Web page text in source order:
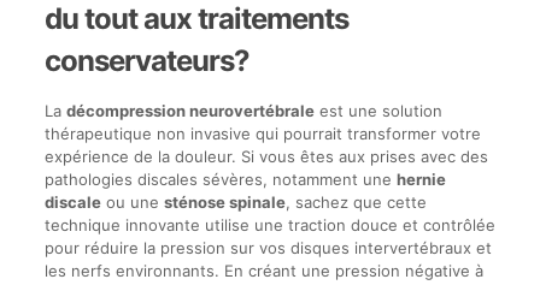
du tout aux traitements
conservateurs?
La décompression neurovertébraleest une solution
thérapeutique non invasive qui pourrait transformer votre
expérience de la douleur. Si vous êtes aux prises avec des
pathologies discales sévères, notamment une hernie
discaleou une sténose spinale, sachez que cette
technique innovante utilise une traction douce et contrôlée
pour réduire la pression sur vos disques intervertébraux et
les nerfs environnants. En créant une pression négative à